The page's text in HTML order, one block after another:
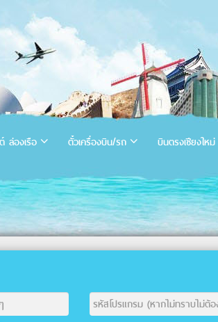
ล่องเรือ ตั๋วเครื่องบิน/รถ บินตรงเชียงใหม่